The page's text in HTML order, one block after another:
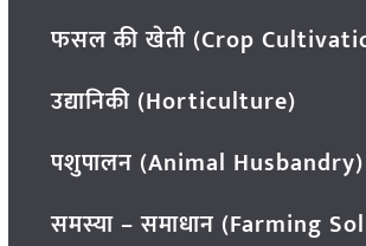
फसल की खेती (Crop
उद्यानिकी (Horticulture)
पशुपालन (Animal Husbandry)
समस्या – समाधान (Farming